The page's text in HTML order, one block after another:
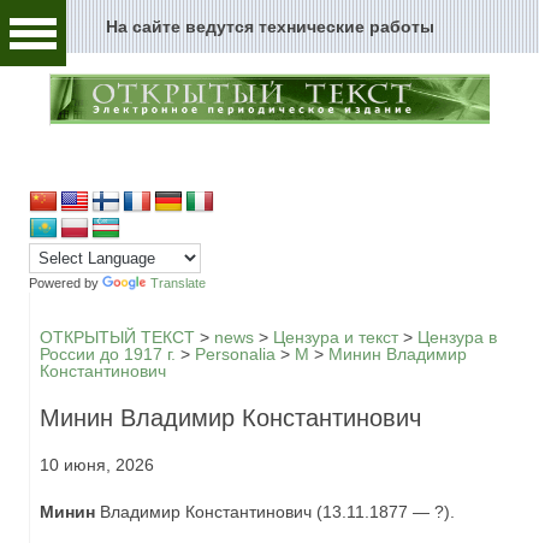
На сайте ведутся технические работы
Powered by Translate
ОТКРЫТЫЙ ТЕКСТ > news > Цензура и текст> Цензура в
России до 1917 г. > Personalia > М > Минин Владимир
Константинович
Минин Владимир Константинович
10 июня, 2026
Минин Владимир Константинович (13.11.1877 — ?).
Человек и текст
Текст пространства
Текст истории
Текст музыки
Текст музея
Глоссарий